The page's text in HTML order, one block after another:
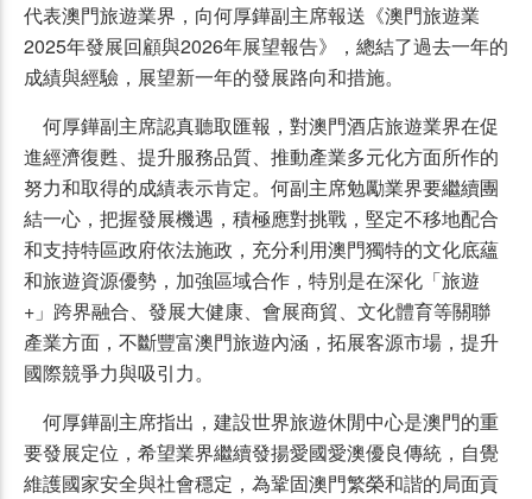
代表澳門旅遊業界，向何厚鏵副主席報送《澳門旅遊業
2025年發展回顧與2026年展望報告》，總結了過去一年的
成績與經驗，展望新一年的發展路向和措施。
何厚鏵副主席認真聽取匯報，對澳門酒店旅遊業界在促
進經濟復甦、提升服務品質、推動產業多元化方面所作的
努力和取得的成績表示肯定。何副主席勉勵業界要繼續團
結一心，把握發展機遇，積極應對挑戰，堅定不移地配合
和支持特區政府依法施政，充分利用澳門獨特的文化底蘊
和旅遊資源優勢，加強區域合作，特別是在深化「旅遊
+」跨界融合、發展大健康、會展商貿、文化體育等關聯
產業方面，不斷豐富澳門旅遊內涵，拓展客源市場，提升
國際競爭力與吸引力。
何厚鏵副主席指出，建設世界旅遊休閒中心是澳門的重
要發展定位，希望業界繼續發揚愛國愛澳優良傳統，自覺
維護國家安全與社會穩定，為鞏固澳門繁榮和諧的局面貢